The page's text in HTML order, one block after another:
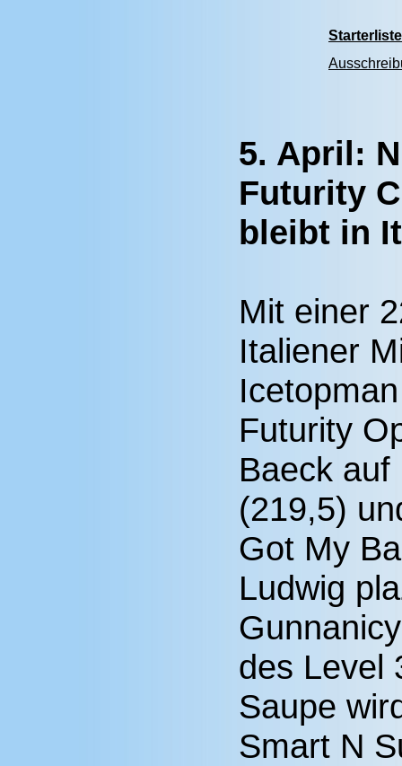
5. April:
Futurity
bleibt in
Mit einer
Italiener
Futurity
Baeck
(219,5)
Got My
Ludwig
des Level
Saupe
Smart N